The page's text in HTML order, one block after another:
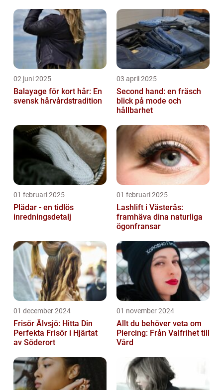
02 juni 2025
Balayage för kort hår: En
svensk hårvårdstradition
03 april 2025
Second hand: en fräsch
blick på mode och
hållbarhet
01 februari 2025
Plädar - en tidlös
inredningsdetalj
01 februari 2025
Lashlift i Västerås:
framhäva dina naturliga
ögonfransar
01 december 2024
Frisör Älvsjö: Hitta Din
Perfekta Frisör i Hjärtat
av Söderort
01 november 2024
Allt du behöver veta om
Piercing: Från Valfrihet till
Vård